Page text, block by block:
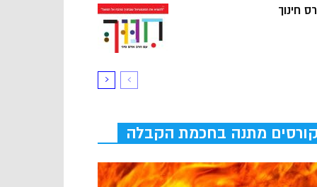
חינוך
קורסים מתנה בחכמת הקבלה